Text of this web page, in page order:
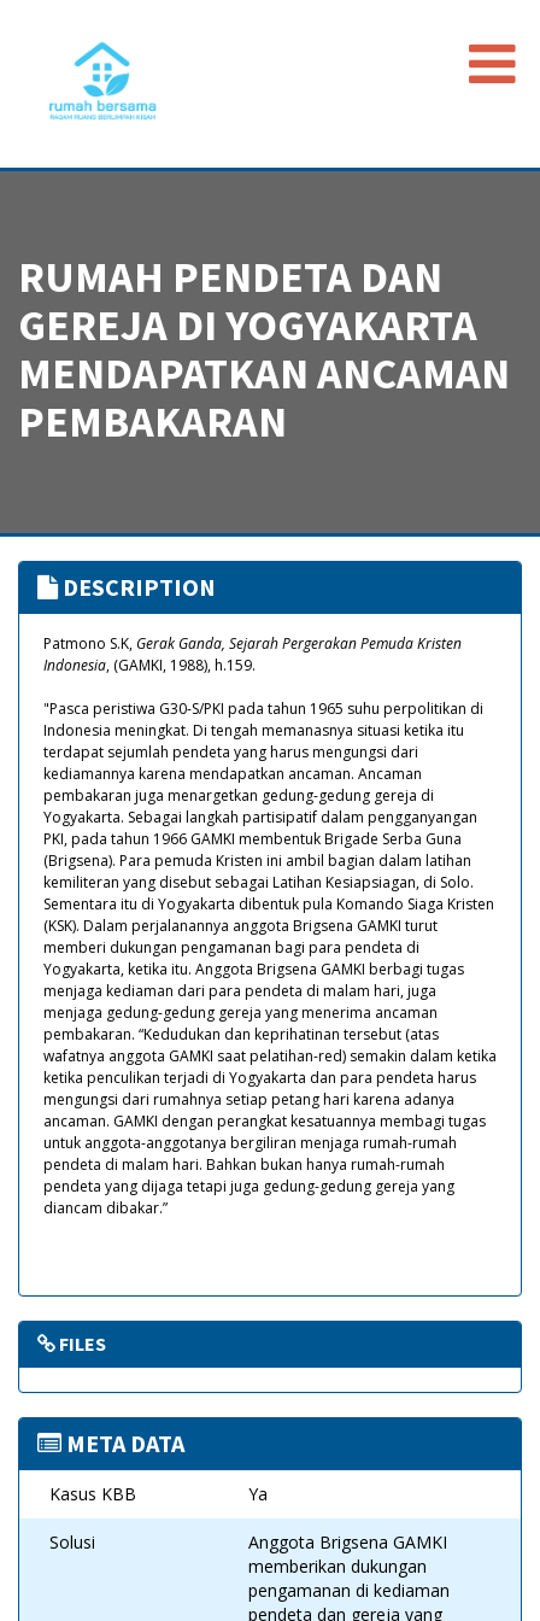
Beranda
Timeline
Regulasi
Advokasi PGI
RUMAH PENDETA DAN
GEREJA DI YOGYAKARTA
MENDAPATKAN ANCAMAN
PEMBAKARAN
DESCRIPTION
Patmono S.K, Gerak Ganda, Sejarah Pergerakan Pemuda Kristen
Indonesia, (GAMKI, 1988), h.159.
"Pasca peristiwa G30-S/PKI pada tahun 1965 suhu perpolitikan di
Indonesia meningkat. Di tengah memanasnya situasi ketika itu
terdapat sejumlah pendeta yang harus mengungsi dari
kediamannya karena mendapatkan ancaman. Ancaman
pembakaran juga menargetkan gedung-gedung gereja di
Yogyakarta. Sebagai langkah partisipatif dalam pengganyangan
PKI, pada tahun 1966 GAMKI membentuk Brigade Serba Guna
(Brigsena). Para pemuda Kristen ini ambil bagian dalam latihan
kemiliteran yang disebut sebagai Latihan Kesiapsiagan, di Solo.
Sementara itu di Yogyakarta dibentuk pula Komando Siaga Kristen
(KSK). Dalam perjalanannya anggota Brigsena GAMKI turut
memberi dukungan pengamanan bagi para pendeta di
Yogyakarta, ketika itu. Anggota Brigsena GAMKI berbagi tugas
menjaga kediaman dari para pendeta di malam hari, juga
menjaga gedung-gedung gereja yang menerima ancaman
pembakaran. “Kedudukan dan keprihatinan tersebut (atas
wafatnya anggota GAMKI saat pelatihan-red) semakin dalam ketika
ketika penculikan terjadi di Yogyakarta dan para pendeta harus
mengungsi dari rumahnya setiap petang hari karena adanya
ancaman. GAMKI dengan perangkat kesatuannya membagi tugas
untuk anggota-anggotanya bergiliran menjaga rumah-rumah
pendeta di malam hari. Bahkan bukan hanya rumah-rumah
pendeta yang dijaga tetapi juga gedung-gedung gereja yang
diancam dibakar.”
FILES
META DATA
Kasus KBB Ya
Solusi
Anggota Brigsena GAMKI
memberikan dukungan
pengamanan di kediaman
pendeta dan gereja yang